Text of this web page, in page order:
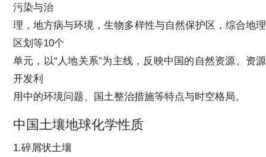
污染与治
理，地方病与环境，生物多样性与自然保护区，综合地理
区划等10个
单元，以“人地关系”为主线，反映中国的自然资源、资源
开发利
用中的环境问题、国土整治措施等特点与时空格局。
中国土壤地球化学性质
1.碎屑状土壤